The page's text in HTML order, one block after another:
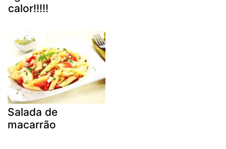
calor!!!!!
Salada de
macarrão